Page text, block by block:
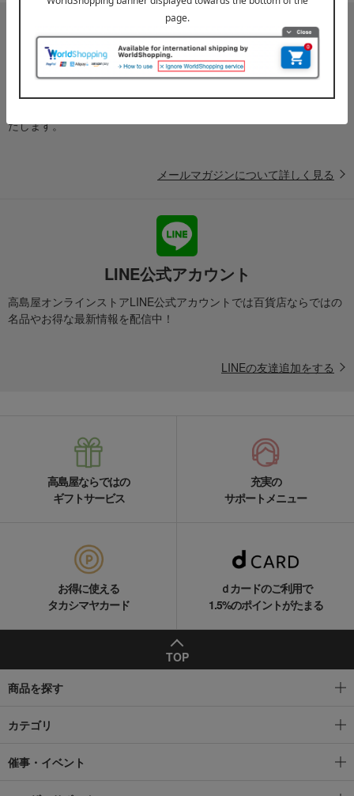
メールマガジン
たします。
メールマガジンについて詳しく見る
LINE公式アカウント
高島屋オンラインストアLINE公式アカウントでは百貨店ならではの
名品やお得な最新情報を配信中！
LINEの友達追加をする
高島屋ならではの
ギフトサービス
充実の
サポートメニュー
お得に使える
タカシマヤカード
ｄカードのご利用で
1.5%のポイントがたまる
TOP
商品を探す
カテゴリ
催事・イベント